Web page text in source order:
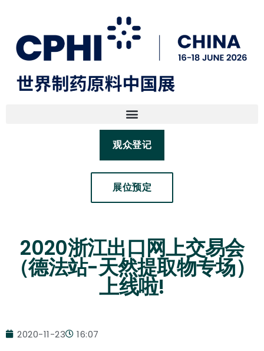
观众登记
展位预定
2020浙江出口网上交易会
（德法站-天然提取物专场）
上线啦!
2020-11-23 16:07